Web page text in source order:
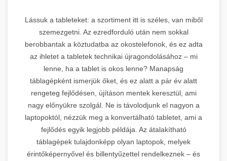
Lássuk a tableteket: a szortiment itt is széles, van miből
szemezgetni. Az ezredforduló után nem sokkal
berobbantak a köztudatba az okostelefonok, és ez adta
az ihletet a tabletek technikai újragondolásához – mi
lenne, ha a tablet is okos lenne? Manapság
táblagépként ismerjük őket, és ez alatt a pár év alatt
rengeteg fejlődésen, újításon mentek keresztül, ami
nagy előnyükre szolgál. Ne is távolodjunk el nagyon a
laptopoktól, nézzük meg a konvertálható tabletet, ami a
fejlődés egyik legjobb példája. Az átalakítható
táblagépek tulajdonképp olyan laptopok, melyek
érintőképernyővel és billentyűzettel rendelkeznek – és